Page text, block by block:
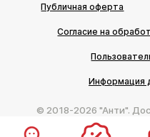
Публичная оферта
Согласие на
Информация
© 2018-2026 "Анти".